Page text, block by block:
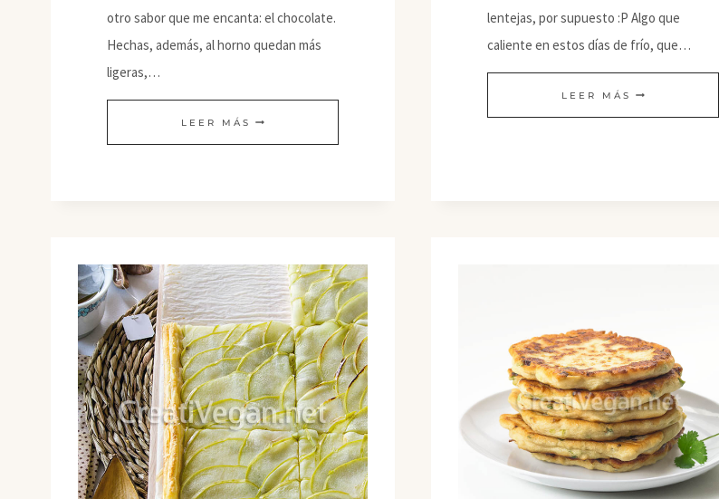
otro sabor que me encanta: el chocolate.
Hechas, además, al horno quedan más
ligeras,…
LEER MÁS TORRIJAS
DE
lentejas, por supuesto :P Algo que
caliente en estos días de frío, que…
LEER MÁS UNAS
BUENAS